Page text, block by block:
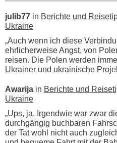
julib77 in Berichte und
Ukraine
„Auch wenn ich diese
ehrlicherweise Angst, von
reisen. Die Polen werden
Ukrainer und ukrainische
Awarija in Berichte und
Ukraine
„Ups, ja. Irgendwie war zwar
durchgängig buchbaren
der Tat wohl nicht auch